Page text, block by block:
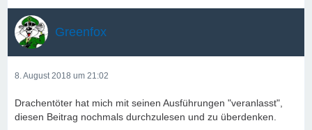
Greenfox
8. August 2018 um 21:02
Drachentöter hat mich mit seinen Ausführungen "veranlasst",
diesen Beitrag nochmals durchzulesen und zu überdenken.